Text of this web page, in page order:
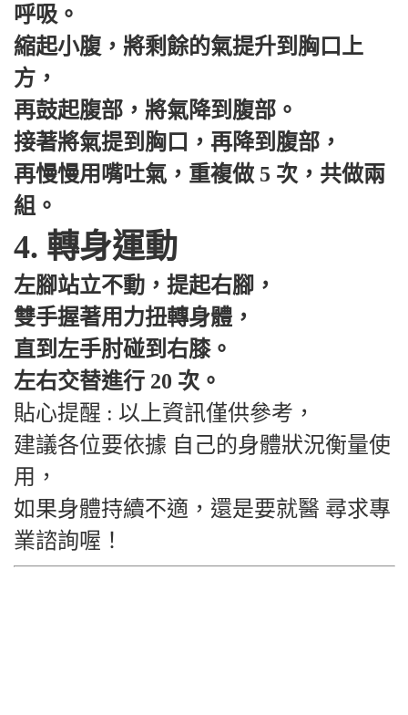
呼吸。
縮起小腹，將剩餘的氣提升到胸口上
方，
再鼓起腹部，將氣降到腹部。
接著將氣提到胸口，再降到腹部，
再慢慢用嘴吐氣，重複做 5 次，共做兩
組。
4. 轉身運動
左腳站立不動，提起右腳，
雙手握著用力扭轉身體，
直到左手肘碰到右膝。
左右交替進行 20 次。
貼心提醒 : 以上資訊僅供參考，
建議各位要依據 自己的身體狀況衡量使
用，
如果身體持續不適，還是要就醫 尋求專
業諮詢喔！